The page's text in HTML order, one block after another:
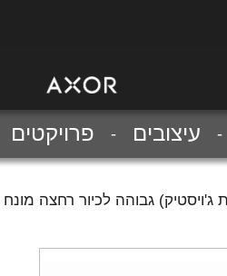
עיצובים פרויקטים
ג'ויסטיק) גבוהה לכיור רחצה מונח